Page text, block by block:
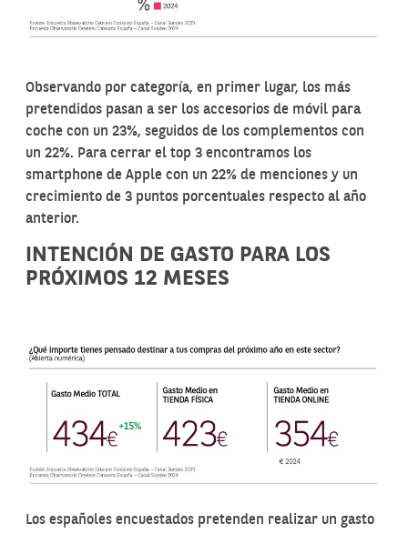
Observando por categoría, en primer lugar, los más
pretendidos pasan a ser los accesorios de móvil para
coche con un 23%, seguidos de los complementos con
un 22%. Para cerrar el top 3 encontramos los
smartphone de Apple con un 22% de menciones y un
crecimiento de 3 puntos porcentuales respecto al año
anterior.
INTENCIÓN DE GASTO PARA LOS
PRÓXIMOS 12 MESES
Los españoles encuestados pretenden realizar un gasto